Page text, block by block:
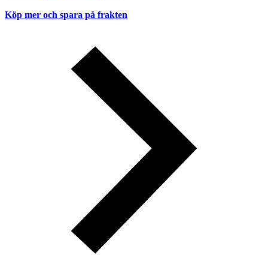
Köp mer och spara på frakten